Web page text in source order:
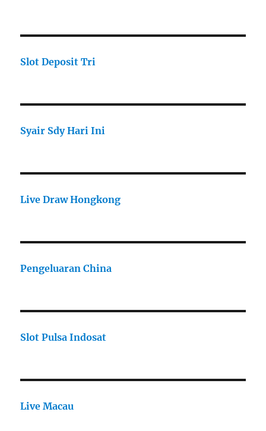
Slot Deposit Tri
Syair Sdy Hari Ini
Live Draw Hongkong
Pengeluaran China
Slot Pulsa Indosat
Live Macau